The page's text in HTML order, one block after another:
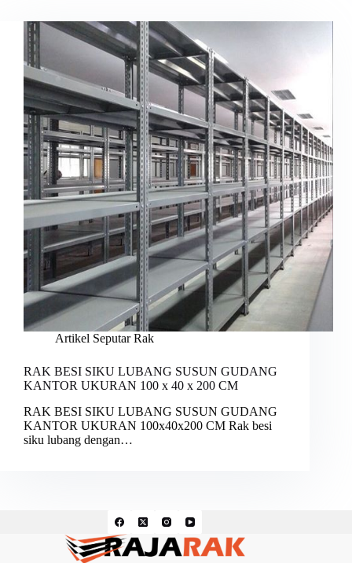
Artikel Seputar Rak
RAK BESI SIKU LUBANG SUSUN GUDANG
KANTOR UKURAN 100 x 40 x 200 CM
RAK BESI SIKU LUBANG SUSUN GUDANG
KANTOR UKURAN 100x40x200 CM Rak besi
siku lubang dengan…